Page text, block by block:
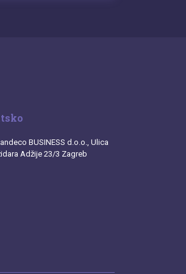
BUSINESS d.o.o., Ulica
Adžije 23/3 Zagreb